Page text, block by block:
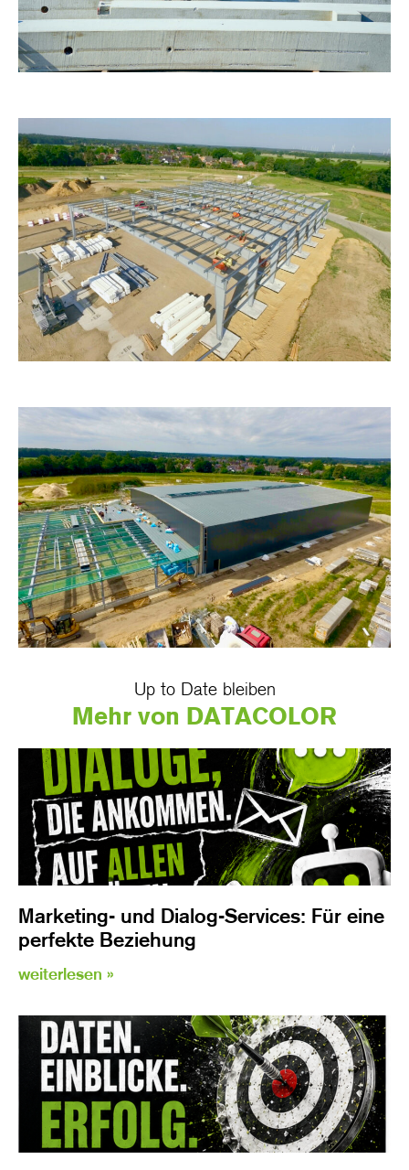
Up to Date bleiben
Mehr von DATACOLOR
Marketing- und Dialog-Services: Für eine
perfekte Beziehung
weiterlesen »